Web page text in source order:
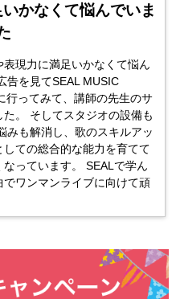
かなくて悩んでいま
現力に満足いかなくて悩ん
告を見てSEAL MUSIC
行ってみて、講師の先生のサ
。 そしてスタジオの設備も
みも解消し、歌のスキルアッ
ての総合的な能力を育てて
っています。 SEALで学ん
ワンマンライブに向けて頑